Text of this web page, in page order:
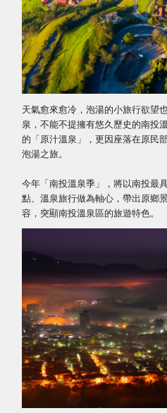
天氣愈來愈冷，泡湯的小旅行欲望
泉，不能不提擁有悠久歷史的南投
的「原汁溫泉」，更因座落在原民
泡湯之旅。
今年「南投溫泉季」，將以南投最
點、溫泉旅行做為軸心，帶出原鄉
容，突顯南投溫泉區的旅遊特色。